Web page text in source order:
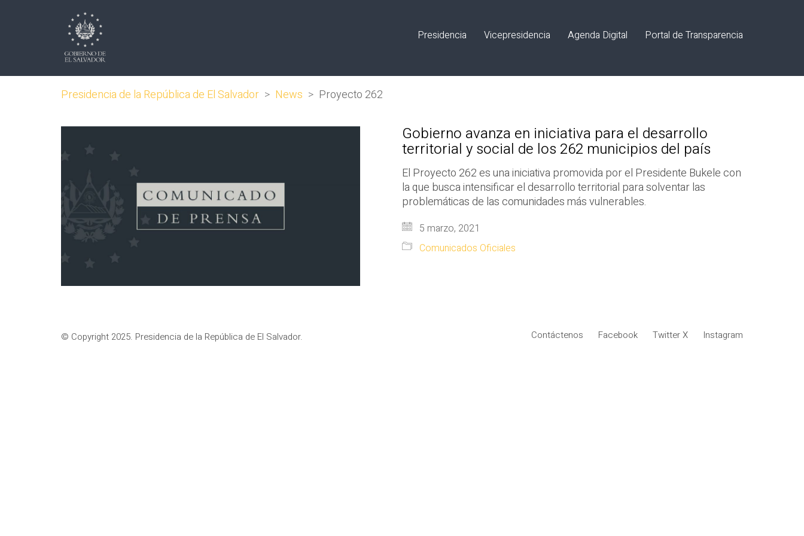
Presidencia Vicepresidencia Agenda Digital Portal de Transparencia
Presidencia de la República de El Salvador > News > Proyecto 262
Gobierno avanza en iniciativa para el desarrollo
territorial y social de los 262 municipios del país
El Proyecto 262 es una iniciativa promovida por el Presidente Bukele con
la que busca intensificar el desarrollo territorial para solventar las
problemáticas de las comunidades más vulnerables.
5 marzo, 2021
Comunicados Oficiales
Contáctenos Facebook Twitter X Instagram
© Copyright 2025. Presidencia de la República de El Salvador.